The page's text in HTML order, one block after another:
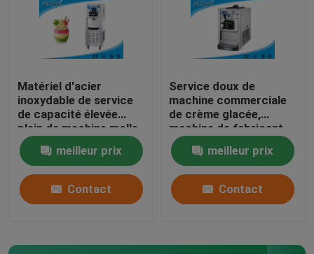
Matériel d'acier
inoxydable de service
de capacité élevée
plein de machine molle
commerciale de crème
glacée meilleur prix
Contact
Service doux de
machine commerciale
de crème glacée,
machine de fabricant
de crème glacée pour
des affairesmeilleur prix
Contact